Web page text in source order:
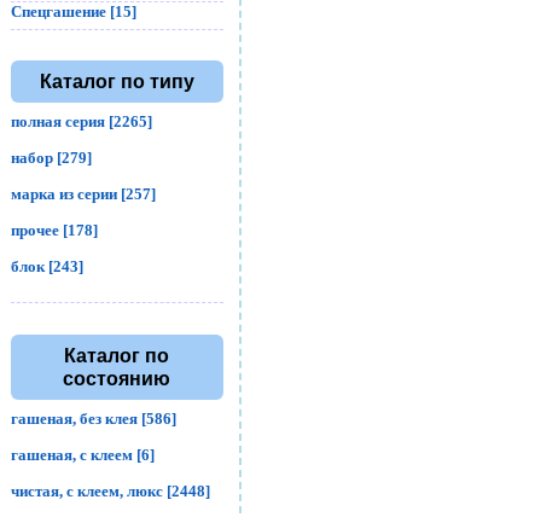
Спецгашение [15]
Каталог по типу
полная серия [2265]
набор [279]
марка из серии [257]
прочее [178]
блок [243]
Каталог по
состоянию
гашеная, без клея [586]
гашеная, с клеем [6]
чистая, с клеем, люкс [2448]